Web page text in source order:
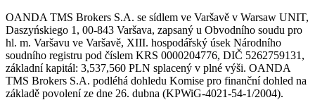
OANDA TMS Brokers S.A. se sídlem ve Varšavě v Warsaw UNIT,
Daszyńskiego 1, 00-843 Varšava, zapsaný u Obvodního soudu pro
hl. m. Varšavu ve Varšavě, XIII. hospodářský úsek Národního
soudního registru pod číslem KRS 0000204776, DIČ 5262759131,
základní kapitál: 3,537,560 PLN splacený v plné výši. OANDA
TMS Brokers S.A. podléhá dohledu Komise pro finanční dohled na
základě povolení ze dne 26. dubna (KPWiG-4021-54-1/2004).